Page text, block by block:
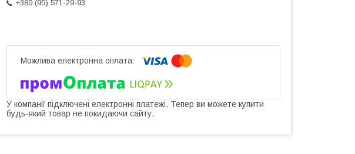
+380 (95) 571-29-93
У компанії підключені електронні платежі. Тепер ви можете купити
будь-який товар не покидаючи сайту.